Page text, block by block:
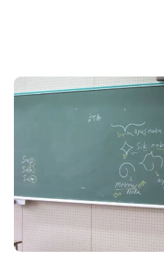
ルに合わせて、以下の2つのス
【STEP 1】全体オンライン説明
中！）〜まずは「おためし地域
全国20以上の地域から選んで参
学」の魅力を凝縮したアーカイ
初めての一人旅への不安や、事
についても詳しく解説していま
する]YouTube：https://
si=e5erbspvwz5O8_uF【
会〜「平取町」の内容を具体的
明を聞いたうえで、「平取町で
「どんな町なの？」という疑問
取町ならではの豊かな文化や、
たっぷりとお伝えします。日
19：40内 容： 平取町ってどんなところ？、プログラム詳細
めましたので、ぜひ、こちらを
さいhttps://
v=RrE7PjysrXU&amp;t=5s皆
しております✨他にもメール（
取町役場まちづくり課内 ℡
ください。地域みらい留学「平取